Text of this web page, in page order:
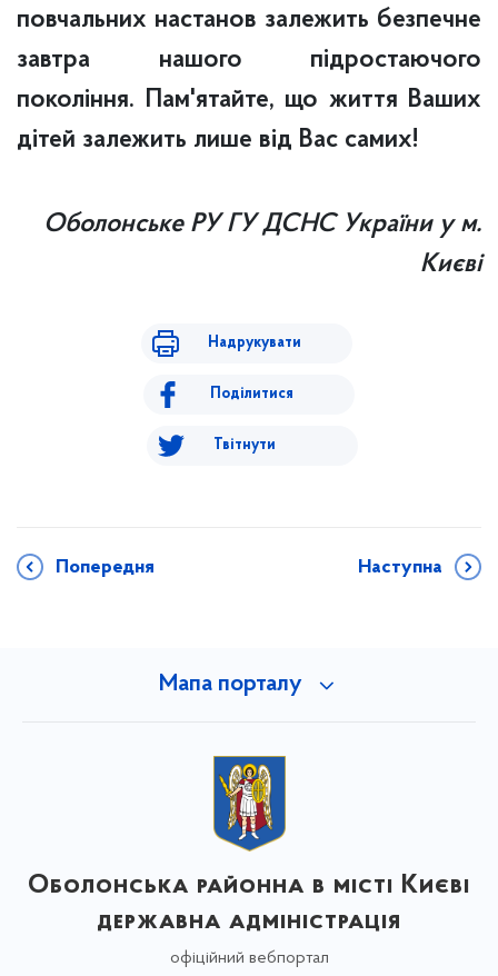
повчальних настанов залежить безпечне
завтра нашого підростаючого
покоління.
Пам'ятайте, що життя Ваших
дітей залежить лише від Вас самих!
Оболонське РУ ГУ ДСНС України у м.
Києві
Надрукувати
Поділитися
Твітнути
Попередня Наступна
Мапа порталу
Оболонська районна в місті Києві
державна адміністрація
офіційний вебпортал